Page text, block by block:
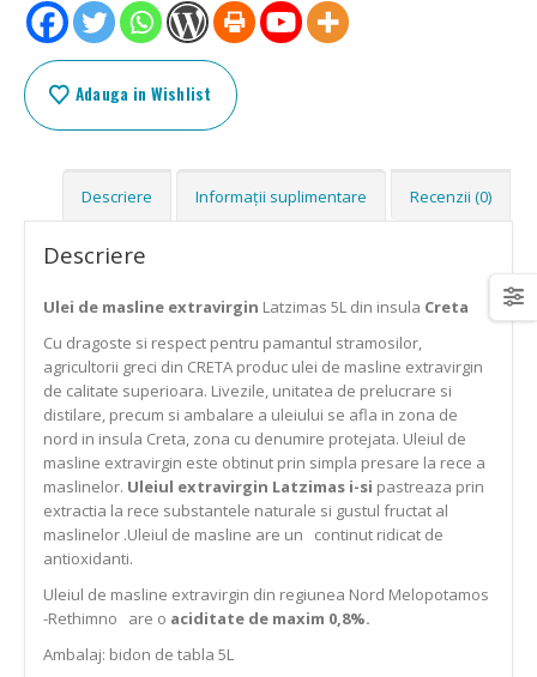
Adauga in Wishlist
Descriere Informații suplimentare Recenzii (0)
Descriere
Ulei de masline extravirgin Latzimas 5L din insula Creta
Cu dragoste si respect pentru pamantul stramosilor,
agricultorii greci din CRETA produc ulei de masline extravirgin
de calitate superioara. Livezile, unitatea de prelucrare si
distilare, precum si ambalare a uleiului se afla in zona de
nord in insula Creta, zona cu denumire protejata. Uleiul de
masline extravirgin este obtinut prin simpla presare la rece a
maslinelor. Uleiul extravirgin Latzimas i-si pastreaza prin
extractia la rece substantele naturale si gustul fructat al
maslinelor .Uleiul de masline are un continut ridicat de
antioxidanti.
Uleiul de masline extravirgin din regiunea Nord Melopotamos
-Rethimno are o aciditate de maxim 0,8%.
Ambalaj: bidon de tabla 5L